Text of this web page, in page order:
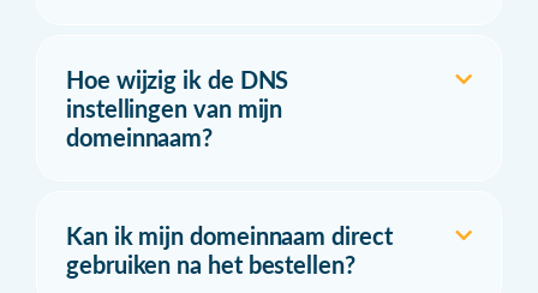
Hoe wijzig ik de DNS
instellingen van mijn
domeinnaam?
Kan ik mijn domeinnaam direct
gebruiken na het bestellen?